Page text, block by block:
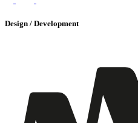
Design / Development